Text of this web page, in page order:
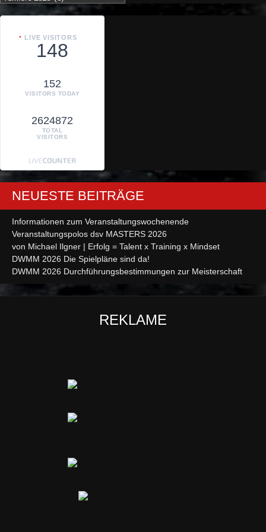
LIVE VISITORS
148
152
VISITORS TODAY
2624872
TOTAL
VISITORS
NEUESTE BEITRÄGE
Informationen zum Veranstaltungswochenende
Veranstaltungspolos dsv MASTERS 2026
von Michael Ilgner | Erfolg = Talent x Training x Mindset
DWMM 2026 Die Spielpläne sind da!
DWMM 2026 Durchführungsbestimmungen zur Meisterschaft
REKLAME